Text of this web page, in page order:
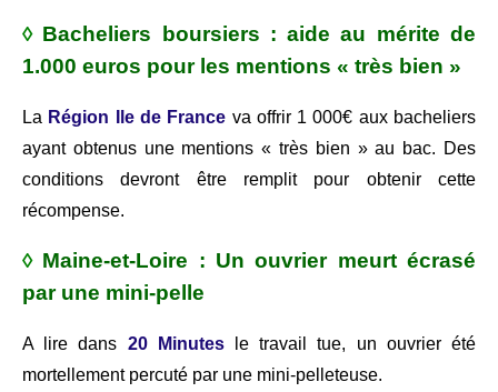
◊ Bacheliers boursiers : aide au mérite de
1.000 euros pour les mentions « très bien »
La Région Ile de France va offrir 1 000€ aux bacheliers
ayant obtenus une mentions « très bien » au bac. Des
conditions devront être remplit pour obtenir cette
récompense.
◊ Maine-et-Loire : Un ouvrier meurt écrasé
par une mini-pelle
A lire dans 20 Minutesle travail tue, un ouvrier été
mortellement percuté par une mini-pelleteuse.